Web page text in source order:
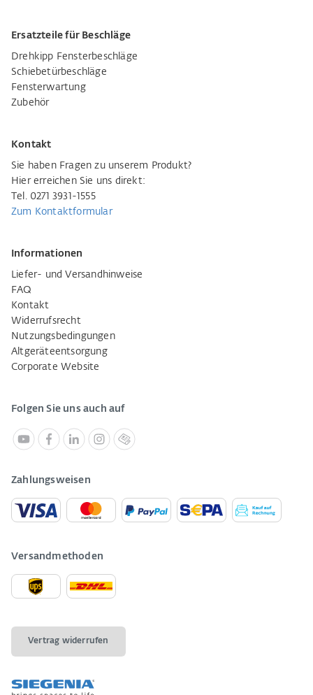
Ersatzteile für Beschläge
Drehkipp Fensterbeschläge
Schiebetürbeschläge
Fensterwartung
Zubehör
Kontakt
Sie haben Fragen zu unserem Produkt?
Hier erreichen Sie uns direkt:
Tel. 0271 3931-1555
Zum Kontaktformular
Informationen
Liefer- und Versandhinweise
FAQ
Kontakt
Widerrufsrecht
Nutzungsbedingungen
Altgeräteentsorgung
Corporate Website
Folgen Sie uns auch auf
Zahlungsweisen
Versandmethoden
Vertrag widerrufen